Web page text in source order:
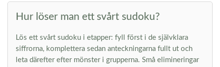
Hur löser man ett svårt sudoku?
Lös ett svårt sudoku i etapper: fyll först i de självklara
siffrorna, komplettera sedan anteckningarna fullt ut och
leta därefter efter mönster i grupperna. Små elimineringar